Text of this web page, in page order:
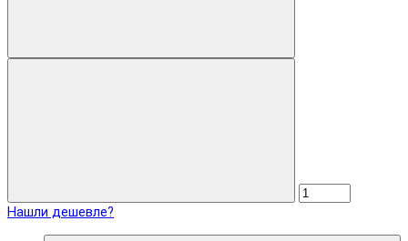
Нашли дешевле?